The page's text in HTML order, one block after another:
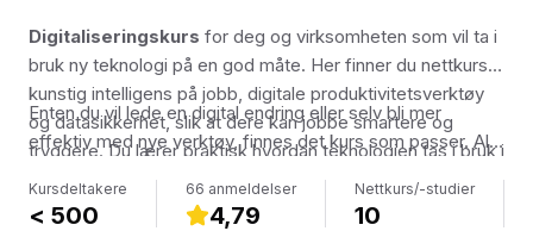
Digitaliseringskurs for deg og virksomheten som vil ta i
bruk ny teknologi på en god måte. Her finner du nettkurs i
kunstig intelligens på jobb, digitale produktivitetsverktøy
og datasikkerhet, slik at dere kan jobbe smartere og
tryggere. Du lærer praktisk hvordan teknologien tas i bruk i
hverdagen.
Enten du vil lede en digital endring eller selv bli mer
effektiv med nye verktøy, finnes det kurs som passer. Alle
får tydelig forklaring på norsk.
Kursdeltakere
< 500
66 anmeldelser
4,79
Nettkurs/-studier
10